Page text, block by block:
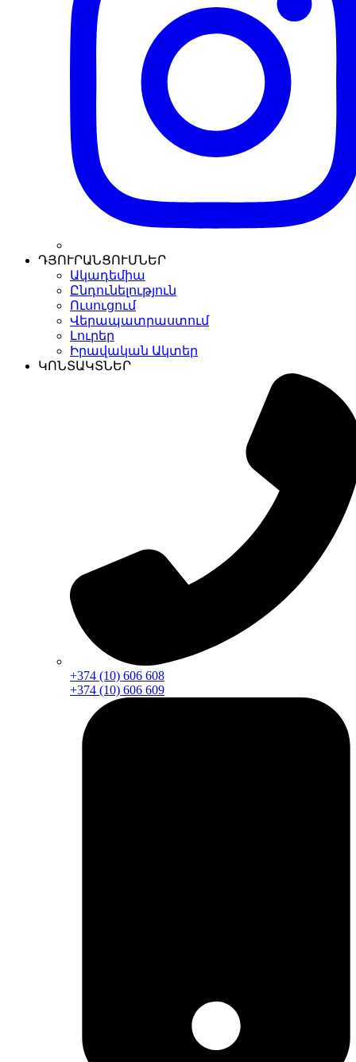
ԴՅՈՒՐԱՆՑՈՒՄՆԵՐ
Ակադեմիա
Ընդունելություն
Ուսուցում
Վերապատրաստում
Լուրեր
Իրավական Ակտեր
ԿՈՆՏԱԿՏՆԵՐ
+374 (10) 606 608
+374 (10) 606 609